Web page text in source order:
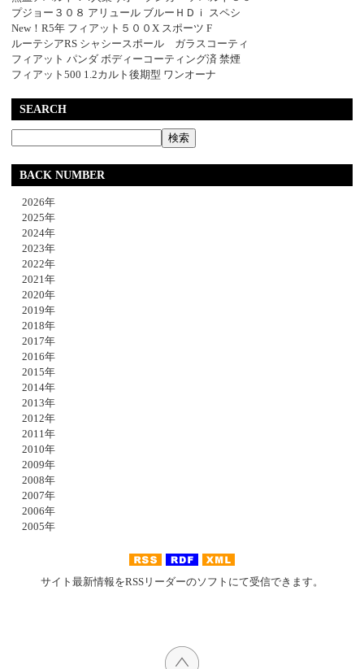
プジョー３０８ アリュール ブルーＨＤｉ スペシ
New！R5年 フィアット５００X スポーツ F
ルーテシアRS シャシースポール ガラスコーティ
フィアット パンダ ボディーコーティング済 禁煙
フィアット500 1.2カルト後期型 ワンオーナ
SEARCH
BACK NUMBER
2026年
2025年
2024年
2023年
2022年
2021年
2020年
2019年
2018年
2017年
2016年
2015年
2014年
2013年
2012年
2011年
2010年
2009年
2008年
2007年
2006年
2005年
サイト最新情報をRSSリーダーのソフトにて受信できます。